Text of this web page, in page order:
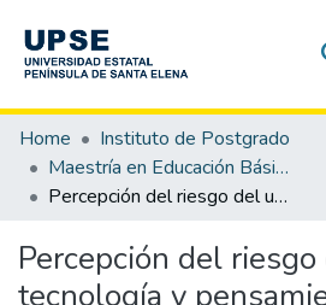
Communities & Collections
All of DSpace
Statistics
Home
Instituto de Postgrado
Maestría en Educación Básica
Percepción del riesgo del uso de tecnología y pensamientos de enojo en adolescentes de Cuenca
Percepción del
tecnología y